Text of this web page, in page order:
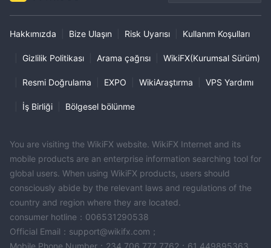
Hakkımızda Bize Ulaşın Risk Uyarısı Kullanım Koşulları
Gizlilik Politikası Arama çağrısı WikiFX(Kurumsal Sürüm)
Resmi Doğrulama EXPO WikiAraştırma VPS Yardımı
İş Birliği Bölgesel bölünme
You are visiting the WikiFX website. WikiFX Internet and its
mobile products are an enterprise information searching tool for
global users. When using WikiFX products, users should
consciously abide by the relevant laws and regulations of the
country and region where they are located.
consumer hotline：006531290538
Official Email：support@wikifx.com；